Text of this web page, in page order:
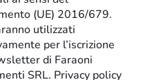
(UE) 2016/679.
utilizzati
per l’iscrizione
di Faraoni
SRL. Privacy policy